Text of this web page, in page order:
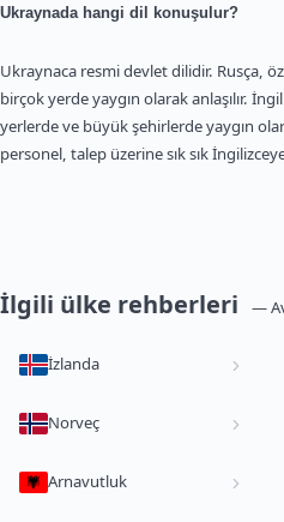
Ukraynada hangi dil konuşulur?
Ukraynaca resmi devlet dilidir. Rusça,
birçok yerde yaygın olarak anlaşılır.
yerlerde ve büyük şehirlerde yaygın
personel, talep üzerine sık sık
İlgili ülke rehberleri —
İzlanda
Norveç
Arnavutluk